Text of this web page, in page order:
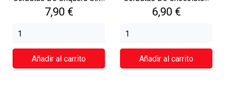
Precio
7,90 €
Añadir al carrito
Precio
6,90 €
Añadir al carrito